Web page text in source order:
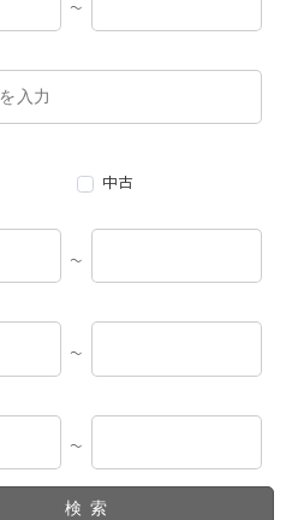
～
中古
～
～
～
検索